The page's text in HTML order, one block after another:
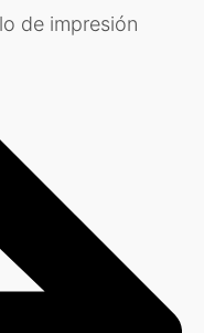
de impresión